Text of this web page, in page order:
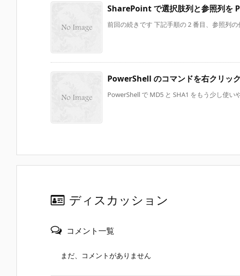
SharePoint で選択肢列と参照列を
前回の続きです 下記手順の 2 番目、参照列
PowerShell のコマンドを右クリッ
PowerShell で MD5 と SHA1 をもう少し使い
ディスカッション
コメント一覧
まだ、コメントがありません